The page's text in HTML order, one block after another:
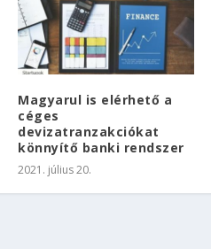
Magyarul is elérhető a
céges
devizatranzakciókat
könnyítő banki rendszer
2021. július 20.